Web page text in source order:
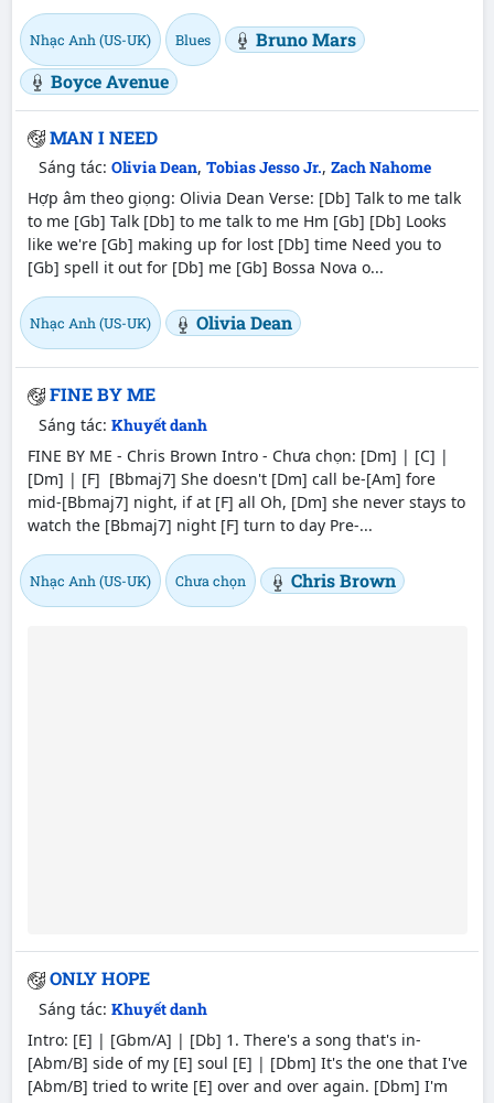
Nhạc Anh (US-UK) Blues
Bruno Mars
Boyce Avenue
MAN I NEED
Sáng tác: Olivia Dean, Tobias Jesso Jr., Zach Nahome
Hợp âm theo giọng: Olivia Dean Verse: [Db] Talk to me talk
to me [Gb] Talk [Db] to me talk to me Hm [Gb] [Db] Looks
like we're [Gb] making up for lost [Db] time Need you to
[Gb] spell it out for [Db] me [Gb] Bossa Nova o...
Nhạc Anh (US-UK) Olivia Dean
FINE BY ME
Sáng tác: Khuyết danh
FINE BY ME - Chris Brown Intro - Chưa chọn: [Dm] | [C] |
[Dm] | [F] [Bbmaj7] She doesn't [Dm] call be-[Am] fore
mid-[Bbmaj7] night, if at [F] all Oh, [Dm] she never stays to
watch the [Bbmaj7] night [F] turn to day Pre-...
Nhạc Anh (US-UK) Chưa chọn Chris Brown
ONLY HOPE
Sáng tác: Khuyết danh
Intro: [E] | [Gbm/A] | [Db] 1. There's a song that's in-
[Abm/B] side of my [E] soul [E] | [Dbm] It's the one that I've
[Abm/B] tried to write [E] over and over again. [Dbm] I'm